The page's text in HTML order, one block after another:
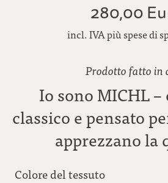
280,00
incl. IVA più spese di
Prodotto fatto in
Io sono MICHL –
classico e pensato
apprezzano la
Colore del tessuto